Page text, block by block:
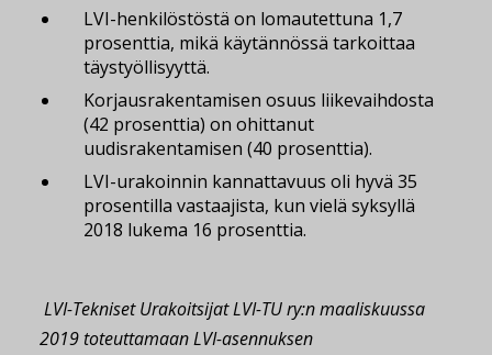
LVI-henkilöstöstä on lomautettuna 1,7
prosenttia, mikä käytännössä tarkoittaa
täystyöllisyyttä.
Korjausrakentamisen osuus liikevaihdosta
(42 prosenttia) on ohittanut
uudisrakentamisen (40 prosenttia).
LVI-urakoinnin kannattavuus oli hyvä 35
prosentilla vastaajista, kun vielä syksyllä
2018 lukema 16 prosenttia.
LVI-Tekniset Urakoitsijat LVI-TU ry:n maaliskuussa
2019 toteuttamaan LVI-asennuksen